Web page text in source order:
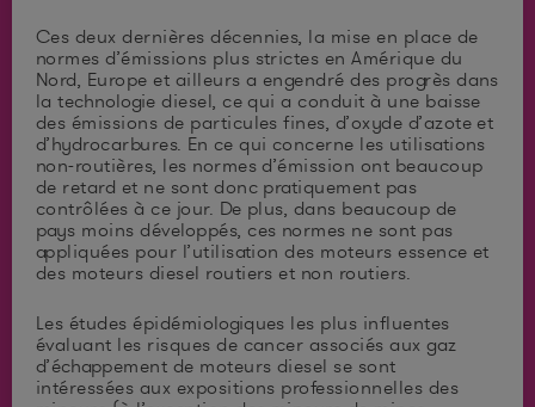
Ces deux dernières décennies, la mise en place de
normes d’émissions plus strictes en Amérique du
Nord, Europe et ailleurs a engendré des progrès dans
la technologie diesel, ce qui a conduit à une baisse
des émissions de particules fines, d’oxyde d’azote et
d’hydrocarbures. En ce qui concerne les utilisations
non-routières, les normes d’émission ont beaucoup
de retard et ne sont donc pratiquement pas
contrôlées à ce jour. De plus, dans beaucoup de
pays moins développés, ces normes ne sont pas
appliquées pour l’utilisation des moteurs essence et
des moteurs diesel routiers et non routiers.
Les études épidémiologiques les plus influentes
évaluant les risques de cancer associés aux gaz
d’échappement de moteurs diesel se sont
intéressées aux expositions professionnelles des